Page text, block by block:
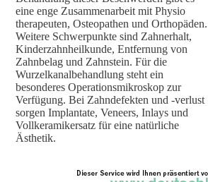
eine enge Zusammenarbeit mit Physio
therapeuten, Osteopathen und Orthopäden.
Weitere Schwerpunkte sind Zahnerhalt,
Kinderzahnheilkunde, Entfernung von
Zahnbelag und Zahnstein. Für die
Wurzelkanalbehandlung steht ein
besonderes Operationsmikroskop zur
Verfügung. Bei Zahndefekten und -verlust
sorgen Implantate, Veneers, Inlays und
Vollkeramikersatz für eine natürliche
Ästhetik.